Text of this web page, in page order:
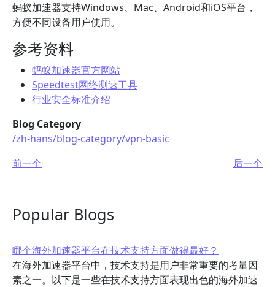
蚂蚁加速器支持Windows、Mac、Android和iOS平台，
方便不同设备用户使用。
参考资料
蚂蚁加速器官方网站
Speedtest网络测速工具
行业安全标准介绍
Blog Category
/zh-hans/blog-category/vpn-basic
前一个
后一个
Popular Blogs
哪个海外加速器平台在技术支持方面做得最好？
在海外加速器平台中，技术支持是用户非常重要的考量因
素之一。以下是一些在技术支持方面表现出色的海外加速